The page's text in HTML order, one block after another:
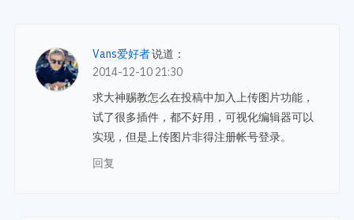
Vans爱好者说道：
2014-12-10 21:30
求大神赐教怎么在投稿中加入上传图片功能，
试了很多插件，都不好用，可视化编辑器可以
实现，但是上传图片非得注册帐号登录。
回复